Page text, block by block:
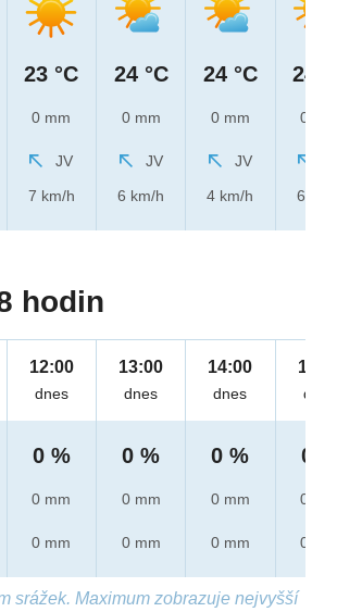
23 °C
0 mm
JV
7 km/h
24 °C
0 mm
JV
6 km/h
24 °C
0 mm
JV
4 km/h
24 °C
0 mm
6 km/h
hodin
12:00
dnes
0 %
0 mm
0 mm
13:00
dnes
0 %
0 mm
0 mm
14:00
dnes
0 %
0 mm
0 mm
15:00
dnes
0 %
0 mm
0 mm
srážek. Maximum zobrazuje nejvyšší